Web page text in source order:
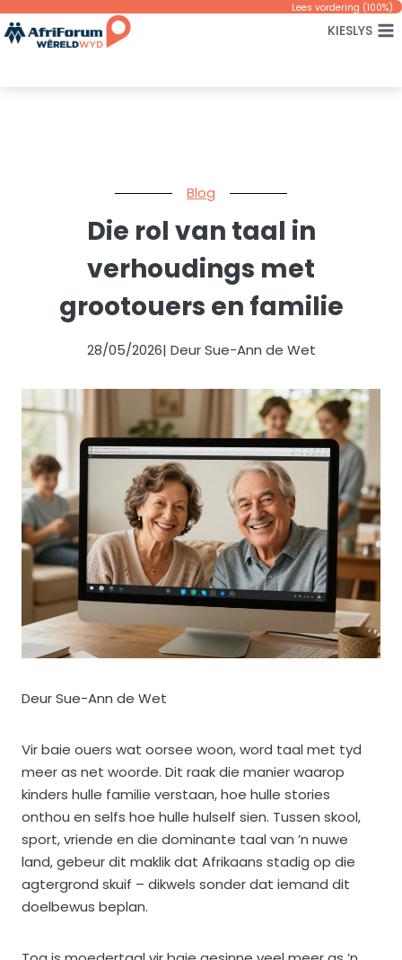
Skip
to
Lees vordering (100%)
KIESLYS
Blog
Die rol van taal in
verhoudings met
grootouers en familie
28/05/2026| Deur Sue-Ann de Wet
Deur Sue-Ann de Wet
Vir baie ouers wat oorsee woon, word taal met tyd
meer as net woorde. Dit raak die manier waarop
kinders hulle familie verstaan, hoe hulle stories
onthou en selfs hoe hulle hulself sien. Tussen skool,
sport, vriende en die dominante taal van ’n nuwe
land, gebeur dit maklik dat Afrikaans stadig op die
agtergrond skuif – dikwels sonder dat iemand dit
doelbewus beplan.